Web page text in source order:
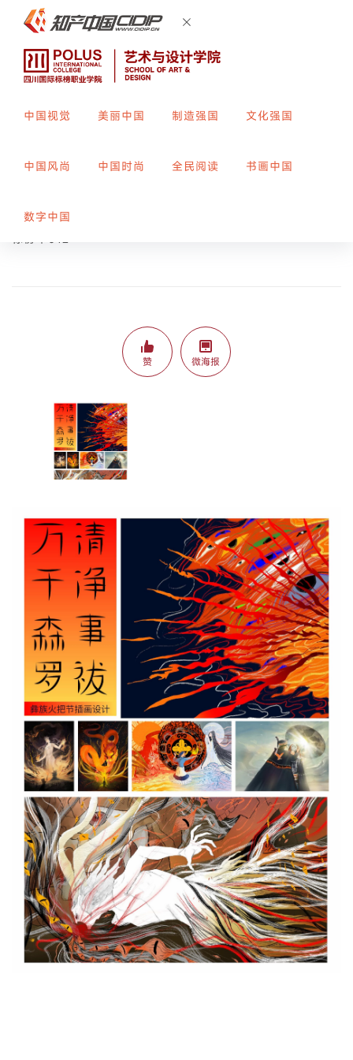
中国视觉 美丽中国 制造强国 文化强国
中国风尚 中国时尚 全民阅读 书画中国
数字中国
指导教师：
标榜平012
赞 微海报